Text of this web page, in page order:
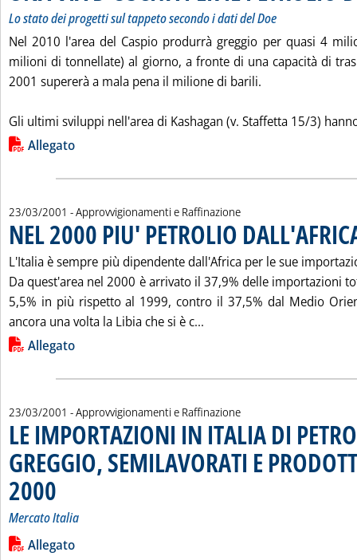
Lo stato dei progetti sul tappeto secondo i dati del Doe
Nel 2010 l'area del Caspio produrrà greggio per quasi 4
milioni di tonnellate) al giorno, a fronte di una capacità di
2001 supererà a mala pena il milione di barili.
Gli ultimi sviluppi nell'area di Kashagan (v. Staffetta 15/3)
Lista allegati PDF alla notizia
Allegato
23/03/2001 - Approvvigionamenti e Raffinazione
NEL 2000 PIU' PETROLIO
L'Italia è sempre più dipendente dall'Africa per le sue
Da quest'area nel 2000 è arrivato il 37,9% delle importazioni
5,5% in più rispetto al 1999, contro il 37,5% dal Medio
ancora una volta la Libia che si è c...
Lista allegati PDF alla notizia
Allegato
23/03/2001 - Approvvigionamenti e Raffinazione
LE IMPORTAZIONI IN ITALIA DI
GREGGIO, SEMILAVORATI E
2000
Mercato Italia
Leggi tutta la notizia: 'LE IMPORTAZIONI IN ITALIA DI
Lista allegati PDF alla notizia
Allegato